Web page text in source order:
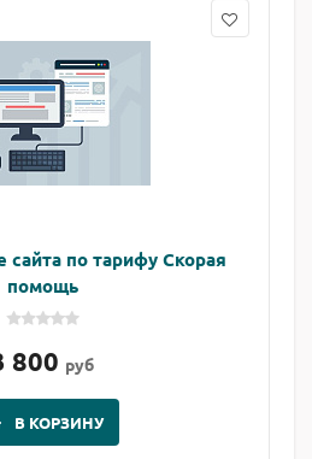
по тарифу Скорая
помощь
800 руб
В КОРЗИНУ